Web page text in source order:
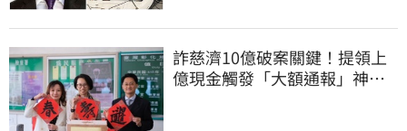
詐慈濟10億破案關鍵！提領上
億現金觸發「大額通報」神鬼